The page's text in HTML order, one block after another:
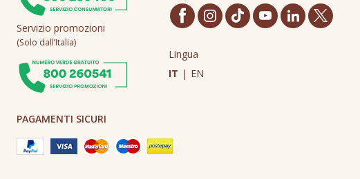
Servizio promozioni
(Solo dall’Italia)
Lingua
IT | EN
PAGAMENTI SICURI